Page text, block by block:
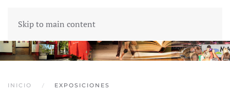
Skip to main content
INICIO EXPOSICIONES